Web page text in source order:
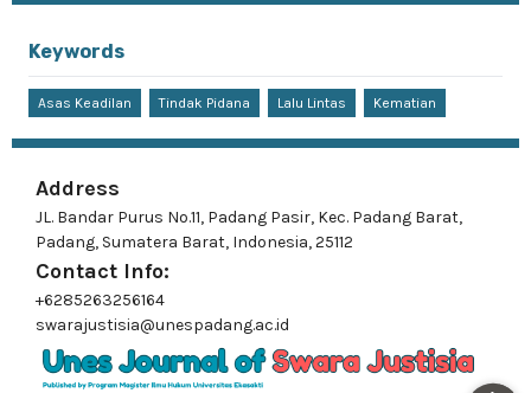
Keywords
Asas Keadilan Tindak Pidana Lalu Lintas Kematian
Address
JL. Bandar Purus No.11, Padang Pasir, Kec. Padang Barat,
Padang, Sumatera Barat, Indonesia, 25112
Contact Info:
+6285263256164
swarajustisia@unespadang.ac.id